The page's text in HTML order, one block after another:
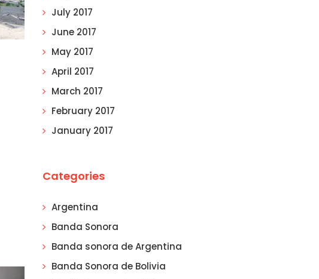
July 2017
June 2017
May 2017
April 2017
March 2017
February 2017
January 2017
Categories
Argentina
Banda Sonora
Banda sonora de Argentina
Banda Sonora de Bolivia